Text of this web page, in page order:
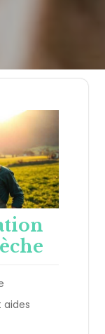
aides